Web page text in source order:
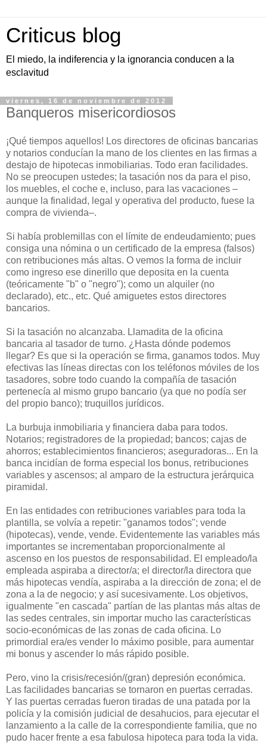
Criticus blog
El miedo, la indiferencia y la ignorancia conducen a la
esclavitud
viernes, 16 de noviembre de 2012
Banqueros misericordiosos
¡Qué tiempos aquellos! Los directores de oficinas bancarias
y notarios conducían la mano de los clientes en las firmas a
destajo de hipotecas inmobiliarias. Todo eran facilidades.
No se preocupen ustedes; la tasación nos da para el piso,
los muebles, el coche e, incluso, para las vacaciones –
aunque la finalidad, legal y operativa del producto, fuese la
compra de vivienda–.
Si había problemillas con el límite de endeudamiento; pues
consiga una nómina o un certificado de la empresa (falsos)
con retribuciones más altas. O vemos la forma de incluir
como ingreso ese dinerillo que deposita en la cuenta
(teóricamente "b" o "negro"); como un alquiler (no
declarado), etc., etc. Qué amiguetes estos directores
bancarios.
Si la tasación no alcanzaba. Llamadita de la oficina
bancaria al tasador de turno. ¿Hasta dónde podemos
llegar? Es que si la operación se firma, ganamos todos. Muy
efectivas las líneas directas con los teléfonos móviles de los
tasadores, sobre todo cuando la compañía de tasación
pertenecía al mismo grupo bancario (ya que no podía ser
del propio banco); truquillos jurídicos.
La burbuja inmobiliaria y financiera daba para todos.
Notarios; registradores de la propiedad; bancos; cajas de
ahorros; establecimientos financieros; aseguradoras... En la
banca incidían de forma especial los bonus, retribuciones
variables y ascensos; al amparo de la estructura jerárquica
piramidal.
En las entidades con retribuciones variables para toda la
plantilla, se volvía a repetir: "ganamos todos"; vende
(hipotecas), vende, vende. Evidentemente las variables más
importantes se incrementaban proporcionalmente al
ascenso en los puestos de responsabilidad. El empleado/la
empleada aspiraba a director/a; el director/la directora que
más hipotecas vendía, aspiraba a la dirección de zona; el de
zona a la de negocio; y así sucesivamente. Los objetivos,
igualmente "en cascada" partían de las plantas más altas de
las sedes centrales, sin importar mucho las características
socio-económicas de las zonas de cada oficina. Lo
primordial era/es vender lo máximo posible, para aumentar
mi bonus y ascender lo más rápido posible.
Pero, vino la crisis/recesión/(gran) depresión económica.
Las facilidades bancarias se tornaron en puertas cerradas.
Y las puertas cerradas fueron tiradas de una patada por la
policía y la comisión judicial de desahucios, para ejecutar el
lanzamiento a la calle de la correspondiente familia, que no
pudo hacer frente a esa fabulosa hipoteca para toda la vida.